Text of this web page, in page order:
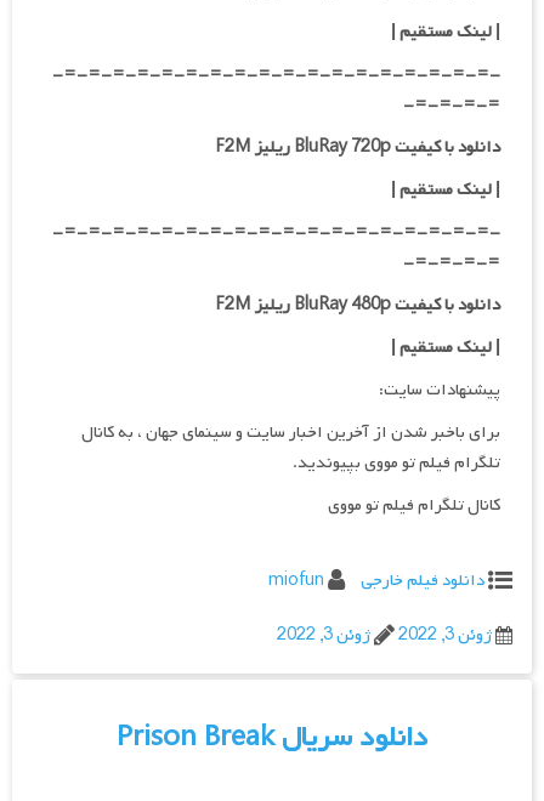
|لینک مستقیم|
-=-=-=-=-=-=-=-=-=-=-=-=-=-=-=-=-=-=-
=-=-=-=-
دانلود با کیفیت BluRay 720p ریلیز F2M
| لینک مستقیم|
-=-=-=-=-=-=-=-=-=-=-=-=-=-=-=-=-=-=-
=-=-=-=-
دانلود با کیفیت BluRay 480p ریلیز F2M
| لینک مستقیم|
پیشنهادات سایت:
برای باخبر شدن از آخرین اخبار سایت و سینمای جهان ، به کانال
تلگرام فیلم تو مووی بپیوندید.
کانال تلگرام فیلم تو مووی
دانلود فیلم خارجی
miofun
ژوئن 3, 2022
ژوئن 3, 2022
دانلود سریال Prison Break